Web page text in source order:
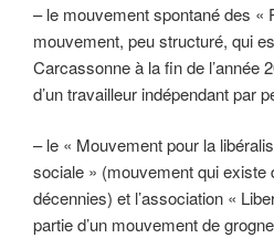
– le mouvement spontané des «
mouvement, peu structuré, qui
Carcassonne à la fin de l’année
d’un travailleur indépendant par
– le « Mouvement pour la
sociale » (mouvement qui existe
décennies) et l’association «
partie d’un mouvement de